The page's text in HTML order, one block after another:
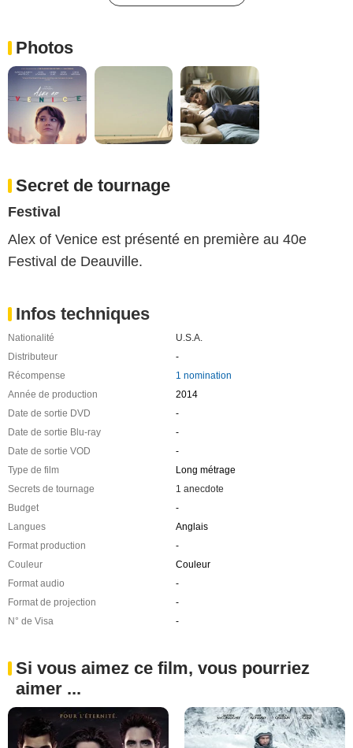
Photos
Secret de tournage
Festival
Alex of Venice est présenté en première au 40e
Festival de Deauville.
Infos techniques
Nationalité
U.S.A.
Distributeur
-
Récompense
1 nomination
Année de production
2014
Date de sortie DVD
-
Date de sortie Blu-ray
-
Date de sortie VOD
-
Type de film
Long métrage
Secrets de tournage
1 anecdote
Budget
-
Langues
Anglais
Format production
-
Couleur
Couleur
Format audio
-
Format de projection
-
N° de Visa
-
Si vous aimez ce film, vous pourriez
aimer ...